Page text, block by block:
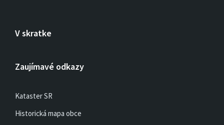
V skratke
Zaujímavé odkazy
Kataster SR
Historická mapa obce